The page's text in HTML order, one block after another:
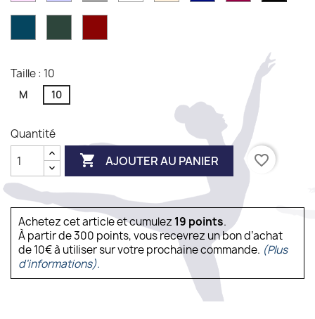
Taille : 10
M 10
Quantité
 AJOUTER AU PANIER favorite_border
Achetez cet article et cumulez 19 points.
À partir de 300 points, vous recevrez un bon d’achat
de 10€ à utiliser sur votre prochaine commande. (Plus
d'informations).